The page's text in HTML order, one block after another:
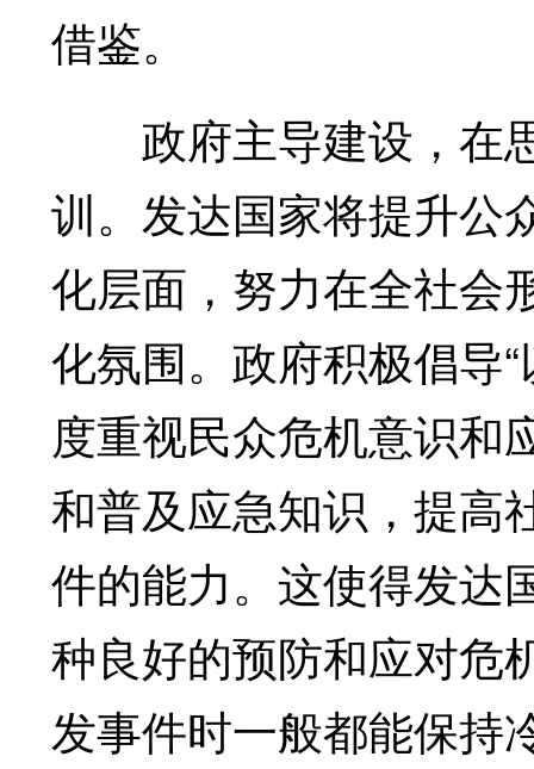
借鉴。
政府主导建设，在
训。发达国家将提升公
化层面，努力在全社会
化氛围。政府积极倡导
度重视民众危机意识和
和普及应急知识，提高
件的能力。这使得发达
种良好的预防和应对危
发事件时一般都能保持